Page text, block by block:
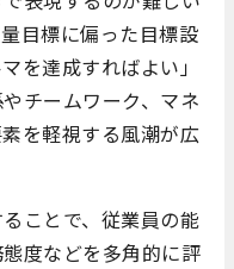
目標に偏った目標設
を達成すればよい」
チームワーク、マネ
を軽視する風潮が広
ことで、従業員の能
度などを多角的に評